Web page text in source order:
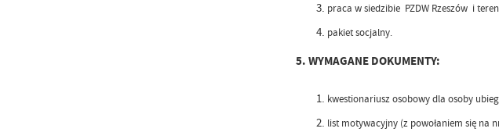
praca w siedzibie PZDW Rzeszów i
pakiet socjalny.
5. WYMAGANE DOKUMENTY:
kwestionariusz osobowy dla osoby
list motywacyjny (z powołaniem się na